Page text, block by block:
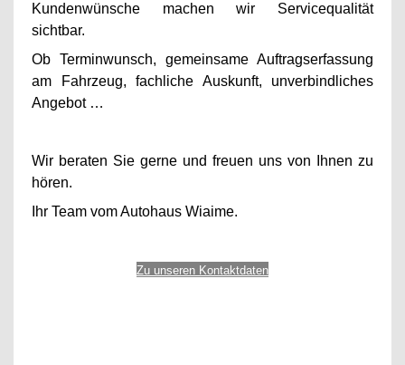
Kundenwünsche machen wir Servicequalität
sichtbar.
Ob Terminwunsch, gemeinsame Auftragserfassung
am Fahrzeug, fachliche Auskunft, unverbindliches
Angebot …
Wir beraten Sie gerne und freuen uns von Ihnen zu
hören.
Ihr Team vom Autohaus Wiaime.
Zu unseren Kontaktdaten